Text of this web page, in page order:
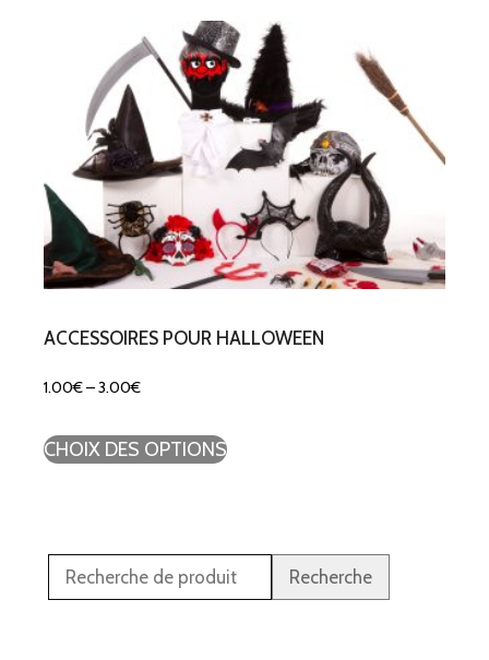
ACCESSOIRES POUR HALLOWEEN
1.00€–3.00€
CHOIX DES OPTIONS
Recherche